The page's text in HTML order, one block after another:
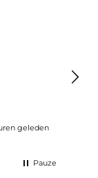
geleden
Pauze